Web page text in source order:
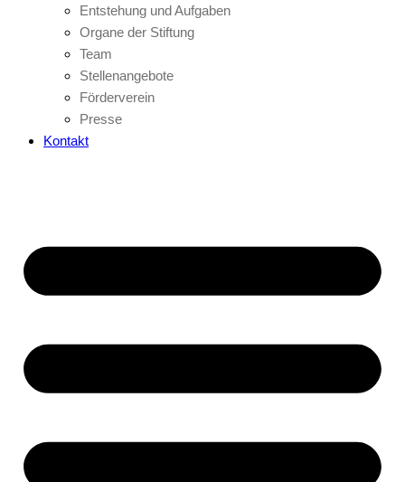
Entstehung und Aufgaben
Organe der Stiftung
Team
Stellenangebote
Förderverein
Presse
Kontakt